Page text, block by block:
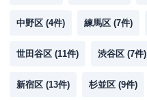
中野区 (4件) 練馬区 (7件)
世田谷区 (11件) 渋谷区 (7件)
新宿区 (13件) 杉並区 (9件)